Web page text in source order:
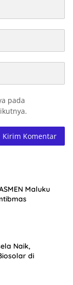
pada
Maluku
Naik,
di